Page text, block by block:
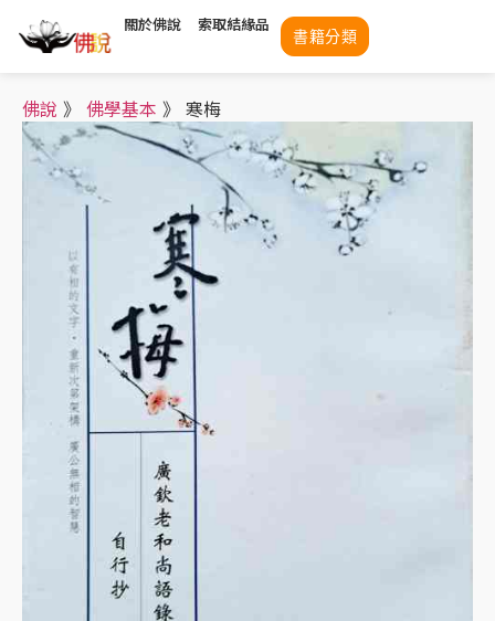
關於佛說 索取結緣品
書籍分類
佛說 》 佛學基本 》 寒梅